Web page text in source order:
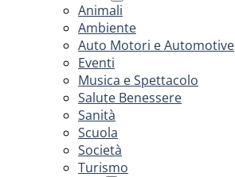
Animali
Ambiente
Auto Motori e Automotive
Eventi
Musica e Spettacolo
Salute Benessere
Sanità
Scuola
Società
Turismo